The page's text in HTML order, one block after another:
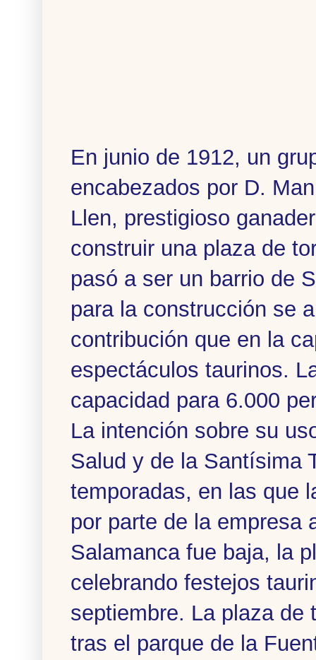
En junio de 1912, un
encabezados por D.
Llen, prestigioso
construir una plaza de
pasó a ser un barrio de
para la construcción se
contribución que en la
espectáculos taurinos.
capacidad para 6.000
La intención sobre su
Salud y de la Santísima
temporadas, en las que
por parte de la empresa
Salamanca fue baja, la
celebrando festejos
septiembre. La plaza de
tras el parque de la